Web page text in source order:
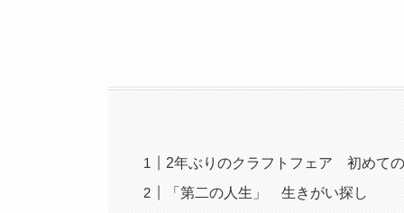
2年ぶりのクラフトフェア 初めて
「第二の人生」 生きがい探し